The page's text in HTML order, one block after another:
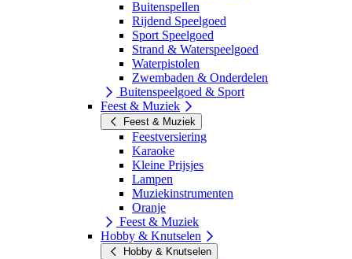
Buitenspellen
Rijdend Speelgoed
Sport Speelgoed
Strand & Waterspeelgoed
Waterpistolen
Zwembaden & Onderdelen
Buitenspeelgoed & Sport
Feest & Muziek
Feest & Muziek
Feestversiering
Karaoke
Kleine Prijsjes
Lampen
Muziekinstrumenten
Oranje
Feest & Muziek
Hobby & Knutselen
Hobby & Knutselen